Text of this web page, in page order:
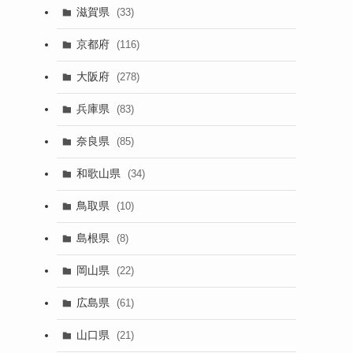
滋賀県 (33)
京都府 (116)
大阪府 (278)
兵庫県 (83)
奈良県 (85)
和歌山県 (34)
鳥取県 (10)
島根県 (8)
岡山県 (22)
広島県 (61)
山口県 (21)